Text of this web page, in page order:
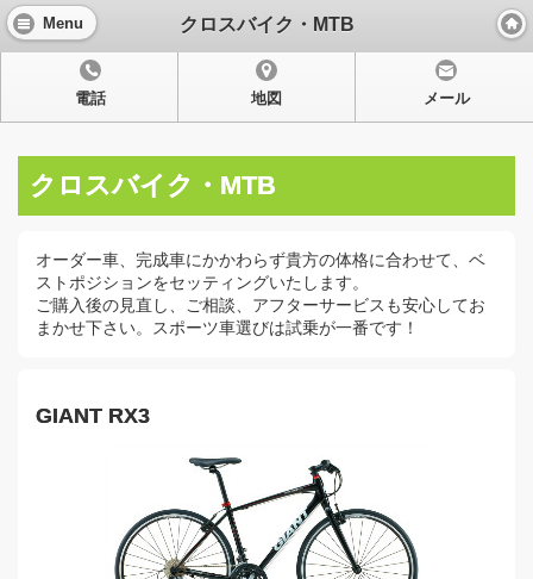
Menu クロスバイク・MTB
電話 地図 メール
クロスバイク・MTB
オーダー車、完成車にかかわらず貴方の体格に合わせて、ベ
ストポジションをセッティングいたします。
ご購入後の見直し、ご相談、アフターサービスも安心してお
まかせ下さい。スポーツ車選びは試乗が一番です！
GIANT RX3